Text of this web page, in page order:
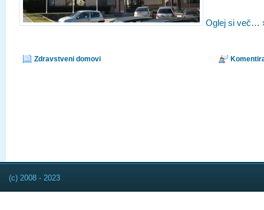
Oglej si več…
Zdravstveni domovi
(c) 2008 - 2023